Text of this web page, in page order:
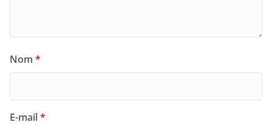
Nom *
E-mail*